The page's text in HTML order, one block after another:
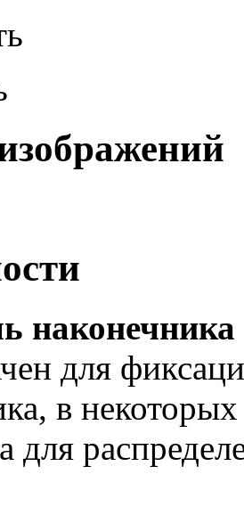
наконечника
для
в
для